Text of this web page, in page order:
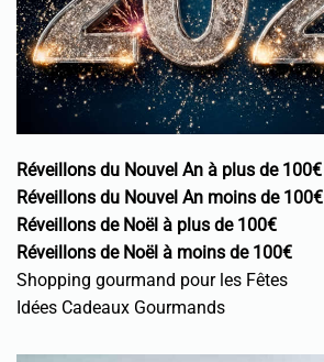
Réveillons du Nouvel An à plus de 100€
Réveillons du Nouvel An moins de 100€
Réveillons de Noël à plus de 100€
Réveillons de Noël à moins de 100€
Shopping gourmand pour les Fêtes
Idées Cadeaux Gourmands